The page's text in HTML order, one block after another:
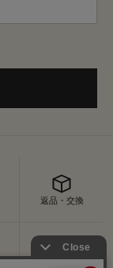
返品・交換